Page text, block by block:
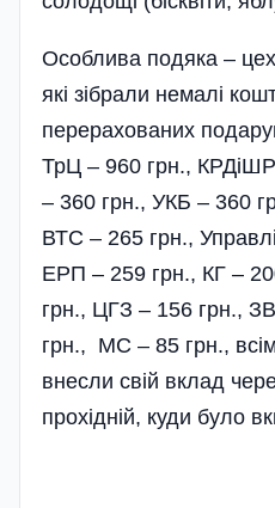
Особлива подяка –
які зібрали немалі
перерахованих
ТрЦ – 960 грн.,
– 360 грн., УКБ – 360
ВТС – 265 грн.,
ЕРП – 259 грн., КГ –
грн., ЦГЗ – 156 грн.,
грн., МС – 85 грн., всім
внесли свій вклад
прохідній, куди було